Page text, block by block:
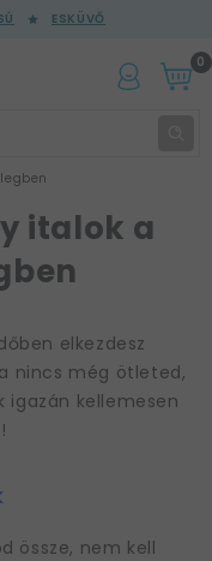
ESKÜVŐ
0
italok a
elkezdesz
nincs még ötleted,
igazán kellemesen
össze, nem kell